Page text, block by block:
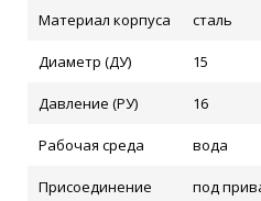
Материал корпуса сталь
Диаметр (ДУ) 15
Давление (РУ) 16
Рабочая среда вода
Присоединение под